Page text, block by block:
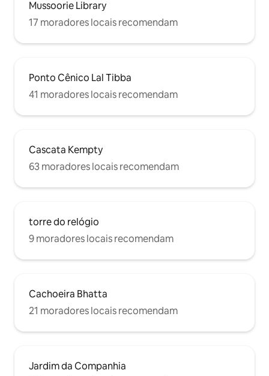
Mussoorie Library
17 moradores locais recomendam
Ponto Cênico Lal Tibba
41 moradores locais recomendam
Cascata Kempty
63 moradores locais recomendam
torre do relógio
9 moradores locais recomendam
Cachoeira Bhatta
21 moradores locais recomendam
Jardim da Companhia